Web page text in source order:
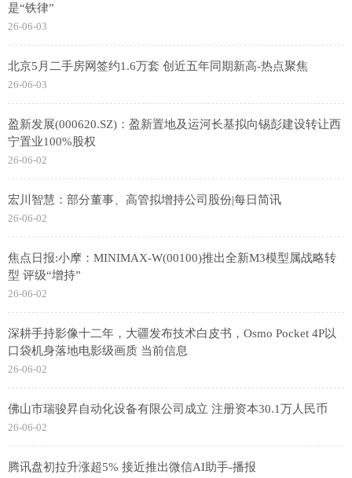
是“铁律”
26-06-03
北京5月二手房网签约1.6万套 创近五年同期新高-热点聚焦
26-06-03
盈新发展(000620.SZ)：盈新置地及运河长基拟向锡彭建设转让西
宁置业100%股权
26-06-02
宏川智慧：部分董事、高管拟增持公司股份|每日简讯
26-06-02
焦点日报:小摩：MINIMAX-W(00100)推出全新M3模型属战略转
型 评级“增持”
26-06-02
深耕手持影像十二年，大疆发布技术白皮书，Osmo Pocket 4P以
口袋机身落地电影级画质 当前信息
26-06-02
佛山市瑞骏昇自动化设备有限公司成立 注册资本30.1万人民币
26-06-02
腾讯盘初拉升涨超5% 接近推出微信AI助手-播报